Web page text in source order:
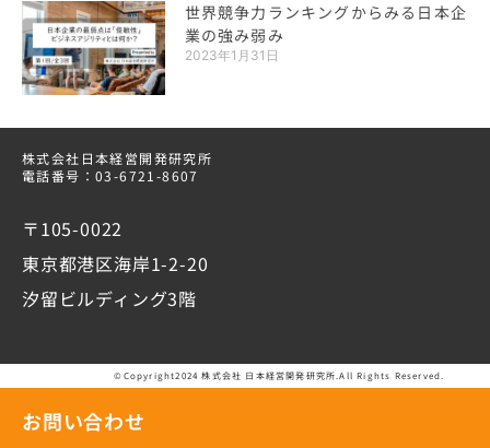
世界競争力ランキングからみる日本企
業の強み弱み
2023年1月31日
株式会社日本経営開発研究所
電話番号：03-6721-8607
〒105-0022
東京都港区海岸1-2-20
汐留ビルディング3階
©Copyright2024 株式会社 日本経営開発研究所.All Rights Reserved.
お問い合わせ